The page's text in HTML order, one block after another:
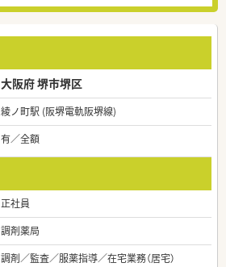
大阪府 堺市堺区
綾ノ町駅 (阪堺電軌阪堺線)
有／全額
正社員
調剤薬局
調剤／監査／服薬指導／在宅業務（居宅）